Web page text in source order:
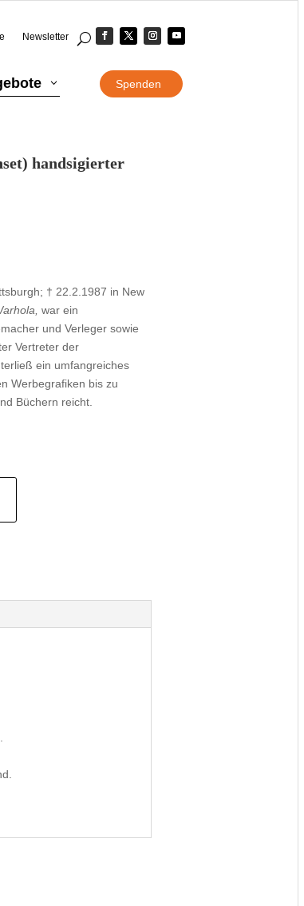
Newsletter
3 Spenden
handsigierter
† 22.2.1987 in New
war ein
und Verleger sowie
Vertreter der
ein umfangreiches
Werbegrafiken bis zu
Büchern reicht.